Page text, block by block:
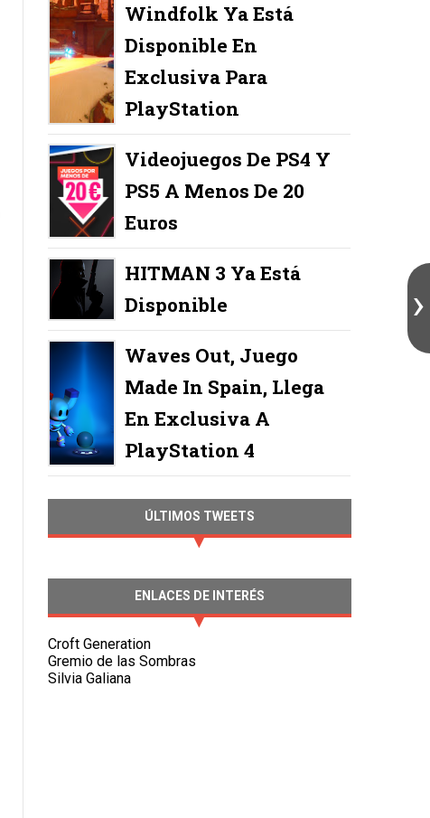
Windfolk Ya Está
Disponible En
Exclusiva Para
PlayStation
Videojuegos De PS4 Y
PS5 A Menos De 20
Euros
HITMAN 3 Ya Está
Disponible
Waves Out, Juego
Made In Spain, Llega
En Exclusiva A
PlayStation 4
ÚLTIMOS TWEETS
ENLACES DE INTERÉS
Croft Generation
Gremio de las Sombras
Silvia Galiana